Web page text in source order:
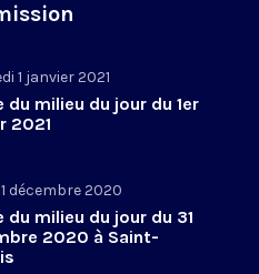
1 janvier 2021
du milieu du jour du 1er
2021
décembre 2020
du milieu du jour du 31
2020 à Saint-